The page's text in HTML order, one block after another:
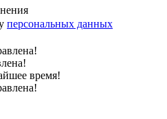
персональных данных
время!